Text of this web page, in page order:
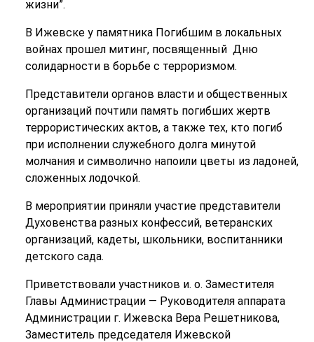
жизни”.
В Ижевске у памятника Погибшим в локальных
войнах прошел митинг, посвященный Дню
солидарности в борьбе с терроризмом.
Представители органов власти и общественных
организаций почтили память погибших жертв
террористических актов, а также тех, кто погиб
при исполнении служебного долга минутой
молчания и символично напоили цветы из ладоней,
сложенных лодочкой.
В мероприятии приняли участие представители
Духовенства разных конфессий, ветеранских
организаций, кадеты, школьники, воспитанники
детского сада.
Приветствовали участников и. о. Заместителя
Главы Администрации — Руководителя аппарата
Администрации г. Ижевска Вера Решетникова,
Заместитель председателя Ижевской